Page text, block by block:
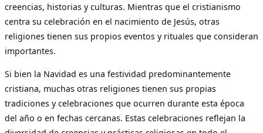
creencias, historias y culturas. Mientras que el cristianismo
centra su celebración en el nacimiento de Jesús, otras
religiones tienen sus propios eventos y rituales que consideran
importantes.
Si bien la Navidad es una festividad predominantemente
cristiana, muchas otras religiones tienen sus propias
tradiciones y celebraciones que ocurren durante esta época
del año o en fechas cercanas. Estas celebraciones reflejan la